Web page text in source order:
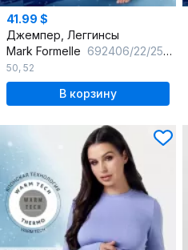
41.99 $
Джемпер, Леггинсы
Mark Formelle 692406/22/25307Ц-1 черный
50, 52
В корзину